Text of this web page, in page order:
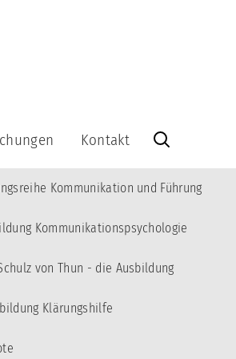
Kontakt
Kontakt
Info-
abonnieren
Brief-
Impressum
Kommunikation und Führung
Kommunikationspsychologie
von Thun - die Ausbildung
Klärungshilfe